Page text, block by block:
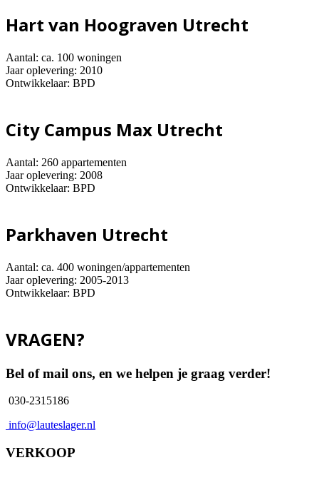
Hart van Hoograven Utrecht
Aantal: ca. 100 woningen
Jaar oplevering: 2010
Ontwikkelaar: BPD
City Campus Max Utrecht
Aantal: 260 appartementen
Jaar oplevering: 2008
Ontwikkelaar: BPD
Parkhaven Utrecht
Aantal: ca. 400 woningen/appartementen
Jaar oplevering: 2005-2013
Ontwikkelaar: BPD
VRAGEN?
Bel of mail ons, en we helpen je graag verder!
030-2315186
info@lauteslager.nl
VERKOOP